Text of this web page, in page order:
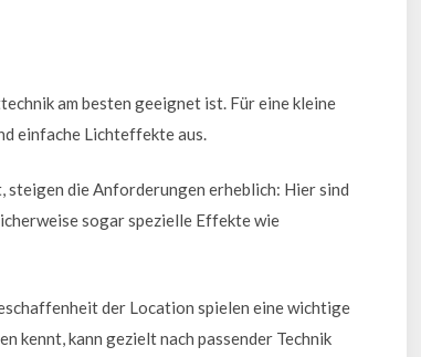
am besten geeignet ist. Für eine kleine
einfache Lichteffekte aus.
die Anforderungen erheblich: Hier sind
sogar spezielle Effekte wie
der Location spielen eine wichtige
kennt, kann gezielt nach passender Technik